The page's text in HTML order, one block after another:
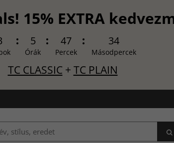
15% EXTRA
5
Órák
47
Percek
32
Másodpercek
TC CLASSIC+ TC PLAIN